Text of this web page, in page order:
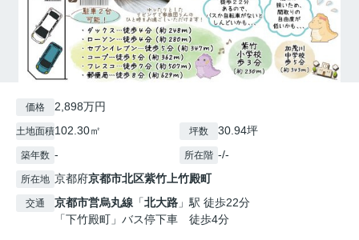
価格 2,898万円
土地面積102.30㎡ 坪数 30.94坪
築年数 - 所在階 -/-
所在地 京都府京都市北区紫竹上竹殿町
交通 京都市営烏丸線 「北大路 」駅 徒歩22分
「下竹殿町」バス停下車 徒歩4分